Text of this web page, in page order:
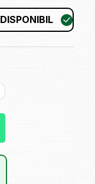
DISPONIBIL